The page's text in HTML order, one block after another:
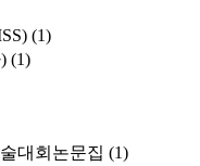
(1)
(1)
대회논문집 (1)